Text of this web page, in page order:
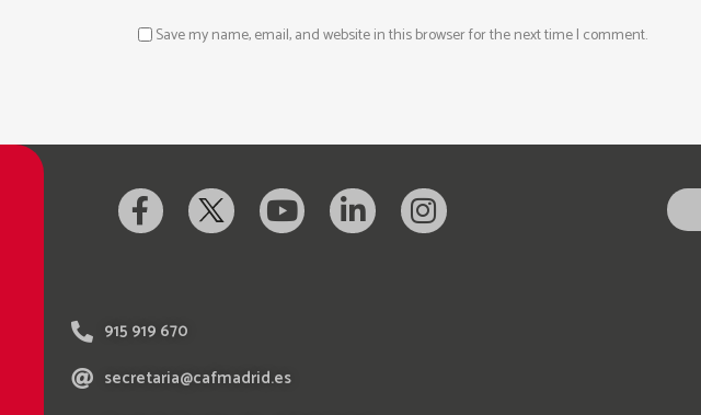
Save my name, email, and website in this browser for the next time I comment.
915 919 670
secretaria@cafmadrid.es